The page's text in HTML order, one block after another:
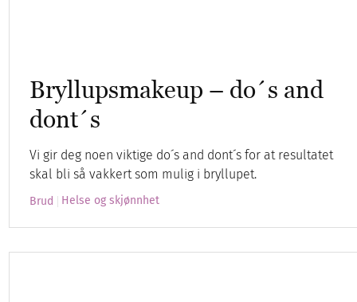
Bryllupsmakeup – do´s and
dont´s
Vi gir deg noen viktige do´s and dont´s for at resultatet
skal bli så vakkert som mulig i bryllupet.
Brud Helse og skjønnhet